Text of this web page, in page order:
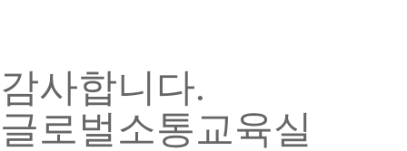
감사합니다.
글로벌소통교육실